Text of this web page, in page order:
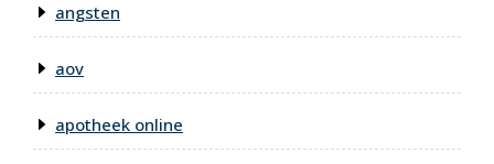
angsten
aov
apotheek online